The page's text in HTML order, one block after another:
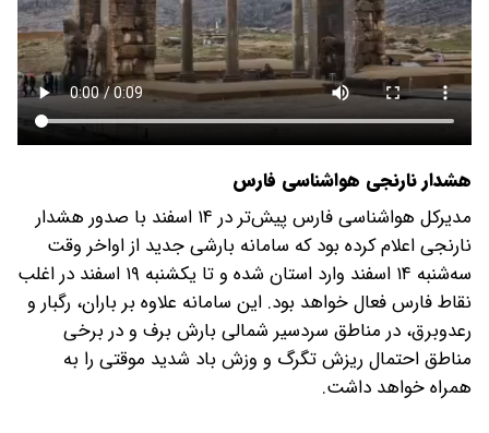
هشدار نارنجی هواشناسی فارس
مدیرکل هواشناسی فارس پیش‌تر در ۱۴ اسفند با صدور هشدار
نارنجی اعلام کرده بود که سامانه بارشی جدید از اواخر وقت
سه‌شنبه ۱۴ اسفند وارد استان شده و تا یکشنبه ۱۹ اسفند در اغلب
نقاط فارس فعال خواهد بود. این سامانه علاوه بر باران، رگبار و
رعدوبرق، در مناطق سردسیر شمالی بارش برف و در برخی
مناطق احتمال ریزش تگرگ و وزش باد شدید موقتی را به
همراه خواهد داشت.